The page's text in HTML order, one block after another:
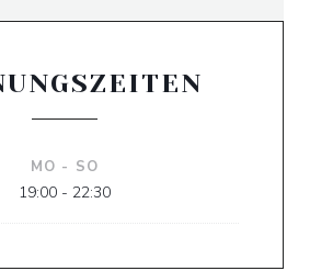
MO - SO
19:00 - 22:30